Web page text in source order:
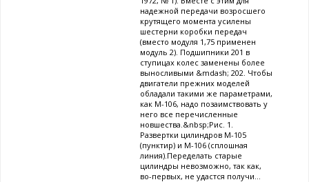
надежной передачи возросшего
крутящего момента усилены
шестерни коробки передач
(вместо модуля 1,75 применен
модуль 2). Подшипники 201 в
ступицах колес заменены более
выносливыми &mdash; 202. Чтобы
двигатели прежних моделей
обладали такими же параметрами,
как М-106, надо позаимствовать у
него все перечисленные
новшества.&nbsp;Рис. 1.
Развертки цилиндров М-105
(пунктир) и М-106 (сплошная
линия).Переделать старые
цилиндры невозможно, так как,
во-первых, не удастся получи...